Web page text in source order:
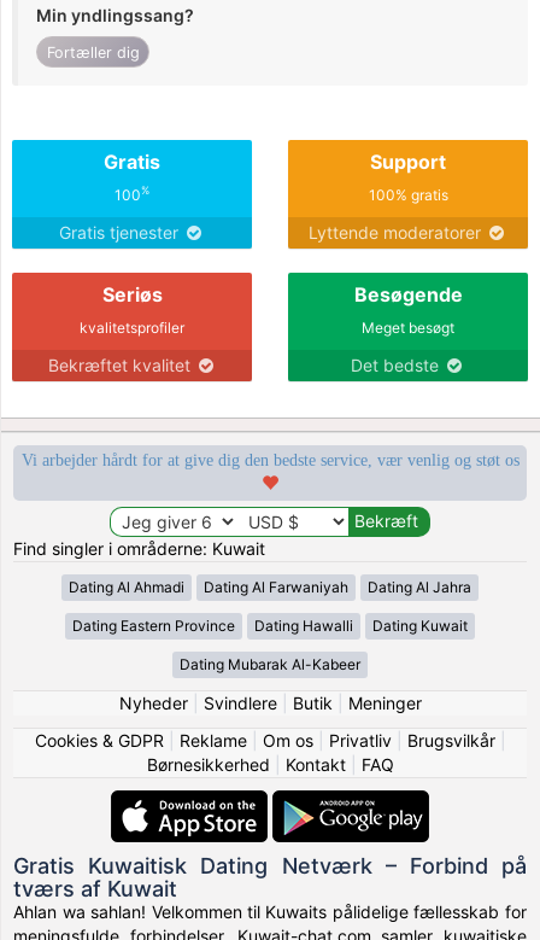
Min yndlingssang?
Fortæller dig
Gratis
100%
Gratis tjenester
Support
100% gratis
Lyttende moderatorer
Seriøs
kvalitetsprofiler
Bekræftet kvalitet
Besøgende
Meget besøgt
Det bedste
Vi arbejder hårdt for at give dig den bedste service, vær venlig og støt os
Find singler i områderne: Kuwait
Dating Al Ahmadi Dating Al Farwaniyah Dating Al Jahra
Dating Eastern Province Dating Hawalli Dating Kuwait
Dating Mubarak Al-Kabeer
Nyheder| Svindlere| Butik
Meninger
Cookies & GDPR
Reklame| Om os| Privatliv| Brugsvilkår|
Børnesikkerhed
Kontakt| FAQ
Gratis Kuwaitisk Dating Netværk – Forbind på
tværs af Kuwait
Ahlan wa sahlan! Velkommen til Kuwaits pålidelige fællesskab for
meningsfulde forbindelser. Kuwait-chat.com samler kuwaitiske